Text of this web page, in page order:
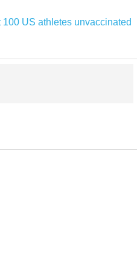
100 US athletes unvaccinated